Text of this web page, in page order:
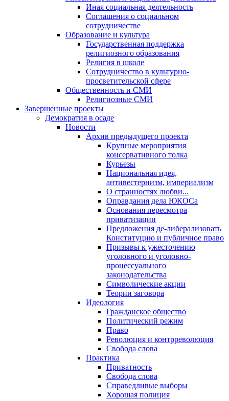
Иная социальная деятельность
Соглашения о социальном
сотрудничестве
Образование и культура
Государственная поддержка
религиозного образования
Религия в школе
Сотрудничество в культурно-
просветительской сфере
Общественность и СМИ
Религиозные СМИ
Завершенные проекты
Демократия в осаде
Новости
Архив предыдущего проекта
Крупные мероприятия
консервативного толка
Курьезы
Национальная идея,
антивестернизм, империализм
О странностях любви...
Оправдания дела ЮКОСа
Основания пересмотра
приватизации
Предложения де-либерализовать
Конституцию и публичное право
Призывы к ужесточению
уголовного и уголовно-
процессуального
законодательства
Символические акции
Теории заговора
Идеология
Гражданское общество
Политический режим
Право
Революция и контрреволюция
Свобода слова
Практика
Приватность
Свобода слова
Справедливые выборы
Хорошая полиция